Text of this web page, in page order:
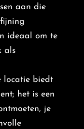
aan die
ideaal om te
als
locatie biedt
het is een
je